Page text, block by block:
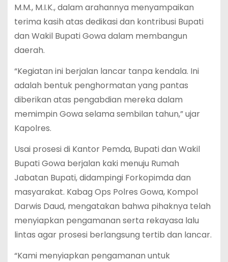
M.M., M.I.K., dalam arahannya menyampaikan
terima kasih atas dedikasi dan kontribusi Bupati
dan Wakil Bupati Gowa dalam membangun
daerah.
“Kegiatan ini berjalan lancar tanpa kendala. Ini
adalah bentuk penghormatan yang pantas
diberikan atas pengabdian mereka dalam
memimpin Gowa selama sembilan tahun,” ujar
Kapolres.
Usai prosesi di Kantor Pemda, Bupati dan Wakil
Bupati Gowa berjalan kaki menuju Rumah
Jabatan Bupati, didampingi Forkopimda dan
masyarakat. Kabag Ops Polres Gowa, Kompol
Darwis Daud, mengatakan bahwa pihaknya telah
menyiapkan pengamanan serta rekayasa lalu
lintas agar prosesi berlangsung tertib dan lancar.
“Kami menyiapkan pengamanan untuk